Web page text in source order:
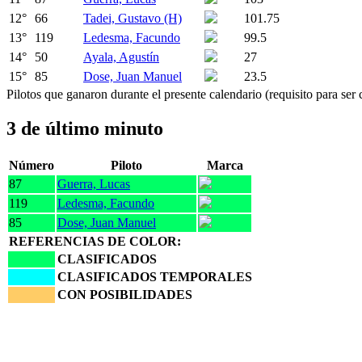
12° 66 Tadei, Gustavo (H)
101.75
13° 119 Ledesma, Facundo
99.5
14° 50 Ayala, Agustín
27
15° 85 Dose, Juan Manuel
23.5
Pilotos que ganaron durante el presente calendario (requisito para ser
3 de último minuto
Número Piloto
Marca
87
Guerra, Lucas
119
Ledesma, Facundo
85
Dose, Juan Manuel
REFERENCIAS DE COLOR:
CLASIFICADOS
CLASIFICADOS TEMPORALES
CON POSIBILIDADES